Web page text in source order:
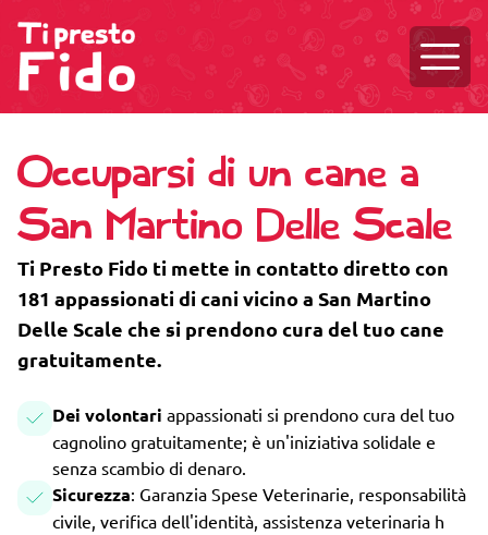
Occuparsi di un cane a
San Martino Delle Scale
Ti Presto Fido ti mette in contatto diretto con
181 appassionati di cani vicino a San Martino
Delle Scale che si prendono cura del tuo cane
gratuitamente.
Dei volontari appassionati si prendono cura del tuo
cagnolino gratuitamente; è un'iniziativa solidale e
senza scambio di denaro.
Sicurezza: Garanzia Spese Veterinarie, responsabilità
civile, verifica dell'identità, assistenza veterinaria h